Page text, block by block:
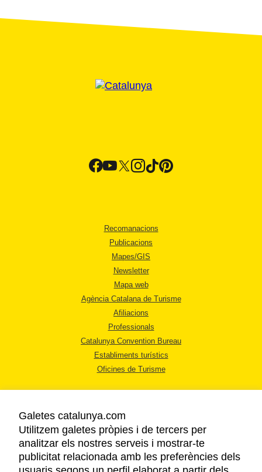
Recomanacions
Publicacions
Mapes/GIS
Newsletter
Mapa web
Agència Catalana de Turisme
Afiliacions
Professionals
Catalunya Convention Bureau
Establiments turístics
Oficines de Turisme
AVÍS LEGAL
POLÍTICA DE PRIVACITAT
Galetes catalunya.com
Utilitzem galetes pròpies i de tercers per
analitzar els nostres serveis i mostrar-te
publicitat relacionada amb les preferències dels